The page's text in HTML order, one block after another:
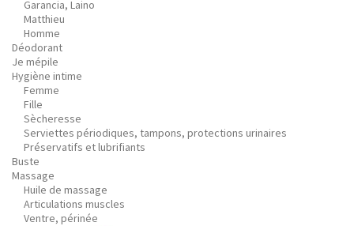
Garancia, Laino
Matthieu
Homme
Déodorant
Je mépile
Hygiène intime
Femme
Fille
Sècheresse
Serviettes périodiques, tampons, protections urinaires
Préservatifs et lubrifiants
Buste
Massage
Huile de massage
Articulations muscles
Ventre, périnée